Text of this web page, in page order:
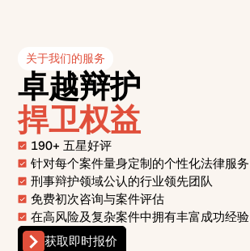
关于我们的服务
卓越辩护
捍卫权益
190+ 五星好评
针对每个案件量身定制的个性化法律服务
刑事辩护领域公认的行业领先团队
免费初次咨询与案件评估
在高风险及复杂案件中拥有丰富成功经验
获取即时报价